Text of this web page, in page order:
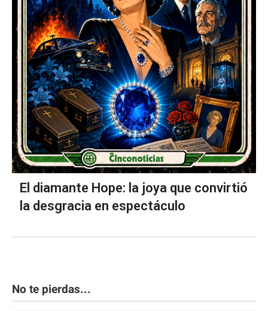
El diamante Hope: la joya que convirtió
la desgracia en espectáculo
No te pierdas...